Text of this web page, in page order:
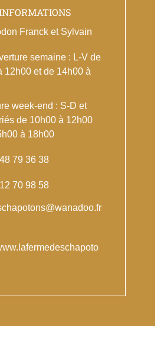
Franck et Sylvain
semaine : L-V de
12h00 et de 14h00 à
week-end : S-D et
de 10h00 à 12h00
à 18h00
79 36 38
70 98 58